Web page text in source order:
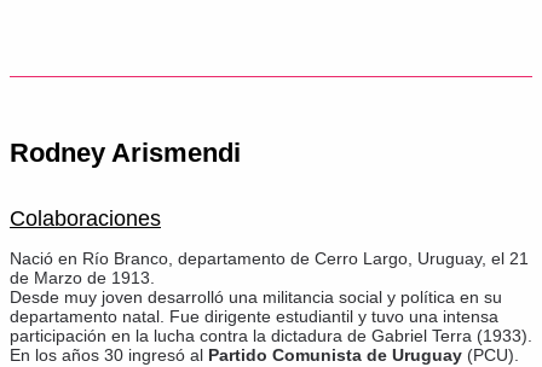
Rodney Arismendi
Colaboraciones
Nació en Río Branco, departamento de Cerro Largo, Uruguay, el 21
de Marzo de 1913.
Desde muy joven desarrolló una militancia social y política en su
departamento natal. Fue dirigente estudiantil y tuvo una intensa
participación en la lucha contra la dictadura de Gabriel Terra (1933).
En los años 30 ingresó al Partido Comunista de Uruguay (PCU).